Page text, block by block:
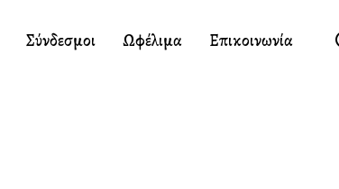
Σύνδεσμοι Ωφέλιμα Επικοινωνία